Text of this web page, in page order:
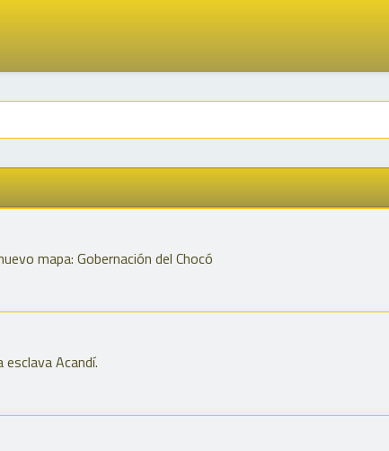
mapa: Gobernación del Chocó
Acandí.